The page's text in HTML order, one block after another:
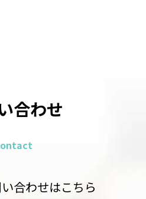
合わせ
合わせはこちら